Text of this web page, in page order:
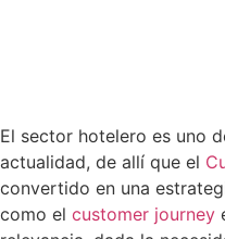
El sector hotelero es uno
actualidad, de allí que el
convertido en una
como el customer journey